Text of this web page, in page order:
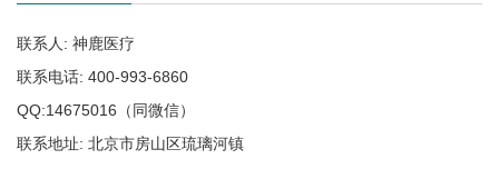
联系人: 神鹿医疗
联系电话: 400-993-6860
QQ:14675016（同微信）
联系地址: 北京市房山区琉璃河镇